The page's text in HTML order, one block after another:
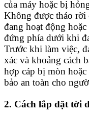
của máy hoặc bị
Không được tháo rời
đang hoạt động
đứng phía dưới khi
Trước khi làm việc,
xác và khoảng cách
hợp cáp bị mòn
bảo an toàn cho
2. Cách lắp đặt tời